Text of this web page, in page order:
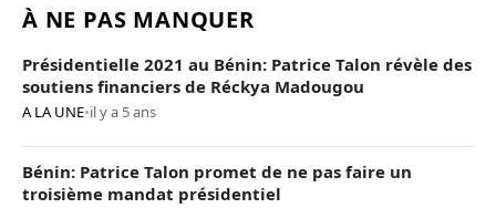
À NE PAS MANQUER
Présidentielle 2021 au Bénin: Patrice Talon révèle des
soutiens financiers de Réckya Madougou
A LA UNE•il y a 5 ans
Bénin: Patrice Talon promet de ne pas faire un
troisième mandat présidentiel